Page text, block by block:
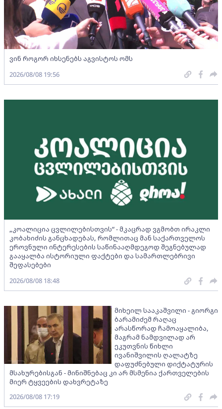
ვინ როგორ იხსენებს აგვისტოს ომს
2026/08/08 19:56
„კოალიცია ცვლილებისთვის“ - მკაცრად ვგმობთ ირაკლი
კობახიძის განცხადებას, რომლითაც მან საქართველოს
ეროვნული ინტერესების საწინააღმდეგოდ შეგნებულად
გააყალბა ისტორიული ფაქტები და სამართლებრივი
შეფასებები
2026/08/08 18:48
მიხეილ სააკაშვილი - გიორგი
ბარამიძემ რაღაც
არასწორად ჩამოაყალიბა,
მაგრამ ნამდვილად არ
ეკუთვნის წიხლი
ივანიშვილის ღალატზე
დაფუძნებული დიქტატურის
მსახურებისგან - მინიშნებაც კი არ მსმენია ქართველების
მიერ ტყვეების დახვრეტაზე
2026/08/08 17:19